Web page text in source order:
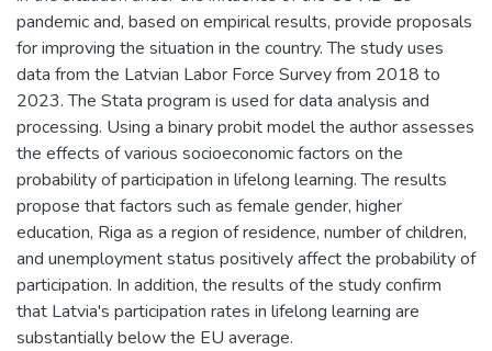
pandemic and, based on empirical results, provide proposals
for improving the situation in the country. The study uses
data from the Latvian Labor Force Survey from 2018 to
2023. The Stata program is used for data analysis and
processing. Using a binary probit model the author assesses
the effects of various socioeconomic factors on the
probability of participation in lifelong learning. The results
propose that factors such as female gender, higher
education, Riga as a region of residence, number of children,
and unemployment status positively affect the probability of
participation. In addition, the results of the study confirm
that Latvia's participation rates in lifelong learning are
substantially below the EU average.